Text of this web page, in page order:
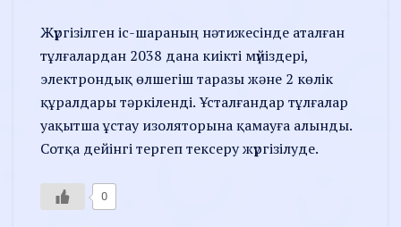
Жүргізілген іс-шараның нәтижесінде аталған
тұлғалардан 2038 дана киікті мүйіздері,
электрондық өлшегіш таразы және 2 көлік
құралдары тәркіленді. Ұсталғандар тұлғалар
уақытша ұстау изоляторына қамауға алынды.
Сотқа дейінгі тергеп тексеру жүргізілуде.
0